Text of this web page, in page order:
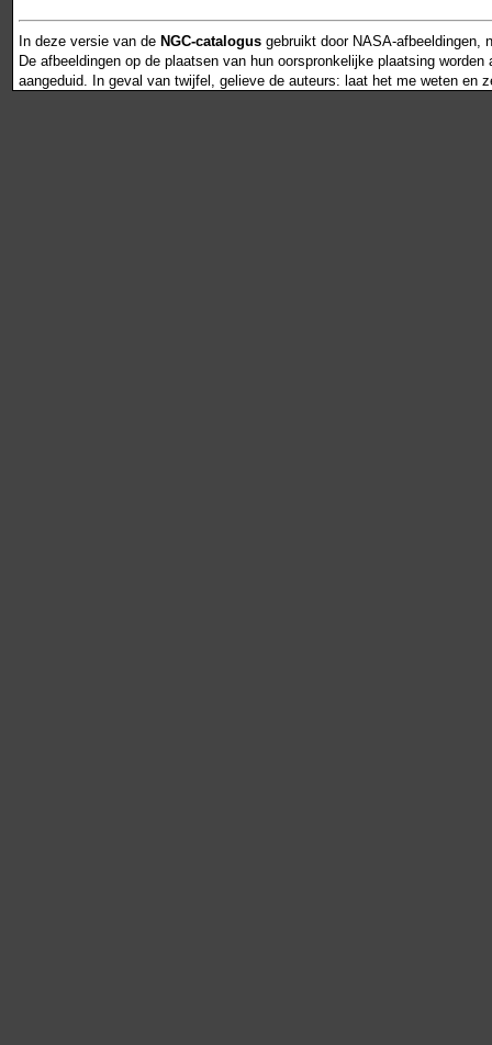
In deze versie van de NGC-catalogus gebruikt door NASA-afbeeldingen,
De afbeeldingen op de plaatsen van hun oorspronkelijke plaatsing
aangeduid. In geval van twijfel, gelieve de auteurs: laat het me weten en